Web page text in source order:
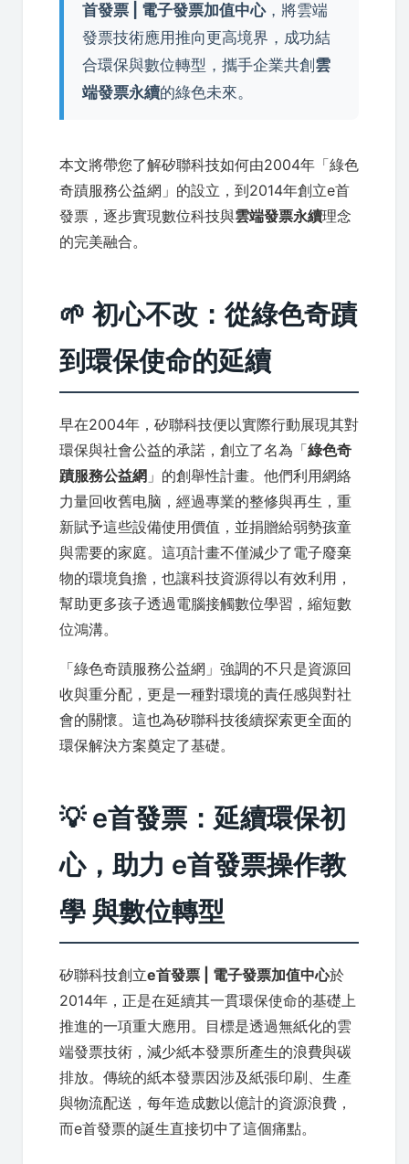
首發票 | 電子發票加值中心，將雲端
發票技術應用推向更高境界，成功結
合環保與數位轉型，攜手企業共創 雲
端發票永續的綠色未來。
本文將帶您了解矽聯科技如何由2004年「綠色
奇蹟服務公益網」的設立，到2014年創立e首
發票，逐步實現數位科技與雲端發票永續理念
的完美融合。
🌱 初心不改：從綠色奇蹟
到環保使命的延續
早在2004年，矽聯科技便以實際行動展現其對
環保與社會公益的承諾，創立了名為「綠色奇
蹟服務公益網 」的創舉性計畫。他們利用網絡
力量回收舊电脑，經過專業的整修與再生，重
新賦予這些設備使用價值，並捐贈給弱勢孩童
與需要的家庭。這項計畫不僅減少了電子廢棄
物的環境負擔，也讓科技資源得以有效利用，
幫助更多孩子透過電腦接觸數位學習，縮短數
位鴻溝。
「綠色奇蹟服務公益網」強調的不只是資源回
收與重分配，更是一種對環境的責任感與對社
會的關懷。這也為矽聯科技後續探索更全面的
環保解決方案奠定了基礎。
💡 e首發票：延續環保初
心，助力 e首發票操作教
學 與數位轉型
矽聯科技創立e首發票 | 電子發票加值中心於
2014年，正是在延續其一貫環保使命的基礎上
推進的一項重大應用。目標是透過無紙化的雲
端發票技術，減少紙本發票所產生的浪費與碳
排放。傳統的紙本發票因涉及紙張印刷、生產
與物流配送，每年造成數以億計的資源浪費，
而e首發票的誕生直接切中了這個痛點。